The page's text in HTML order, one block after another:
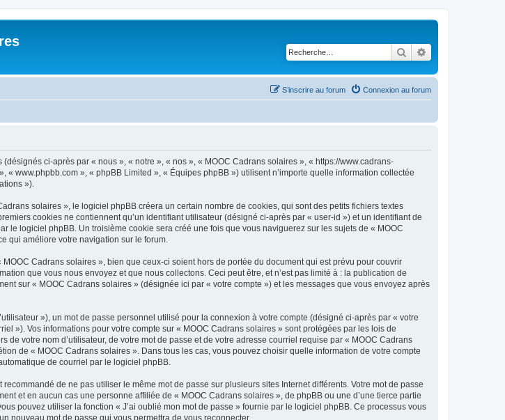
Rechercher
Connexion au forum
S’inscrire au forum
ci-après par « nous », « notre », « nos », « MOOC Cadrans solaires », « https://www.cadrans-
www.phpbb.com », « phpBB Limited », « Équipes phpBB ») utilisent n’importe quelle information collectée
»).
solaires », le logiciel phpBB créera un certain nombre de cookies, qui sont des petits fichiers textes
cookies ne contiennent qu’un identifiant utilisateur (désigné ci-après par « user-id ») et un identifiant de
logiciel phpBB. Un troisième cookie sera créé une fois que vous naviguerez sur les sujets de « MOOC
qui améliore votre navigation sur le forum.
Cadrans solaires », bien que ceux-ci soient hors de portée du document qui est prévu pour couvrir
que vous nous envoyez et que nous collectons. Ceci peut être, et n’est pas limité à : la publication de
sur « MOOC Cadrans solaires » (désignée ici par « votre compte ») et les messages que vous envoyez après
»), un mot de passe personnel utilisé pour la connexion à votre compte (désigné ci-après par « votre
»). Vos informations pour votre compte sur « MOOC Cadrans solaires » sont protégées par les lois de
votre nom d’utilisateur, de votre mot de passe et de votre adresse courriel requise par « MOOC Cadrans
de « MOOC Cadrans solaires ». Dans tous les cas, vous pouvez choisir quelle information de votre compte
de courriel par le logiciel phpBB.
de ne pas utiliser le même mot de passe sur plusieurs sites Internet différents. Votre mot de passe
et en aucun cas une personne affiliée de « MOOC Cadrans solaires », de phpBB ou une d’une tierce partie
pouvez utiliser la fonction « J’ai oublié mon mot de passe » fournie par le logiciel phpBB. Ce processus vous
nouveau mot de passe qui vous permettra de vous reconnecter.